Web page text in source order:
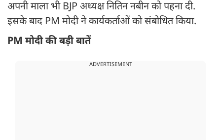
अपनी माला भी BJP अध्यक्ष नितिन नबीन को पहना दी.
इसके बाद PM मोदी ने कार्यकर्ताओं को संबोधित किया.
PM मोदी की बड़ी बातें
ADVERTISEMENT